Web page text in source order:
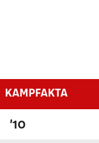
KAMPFAKTA
'10